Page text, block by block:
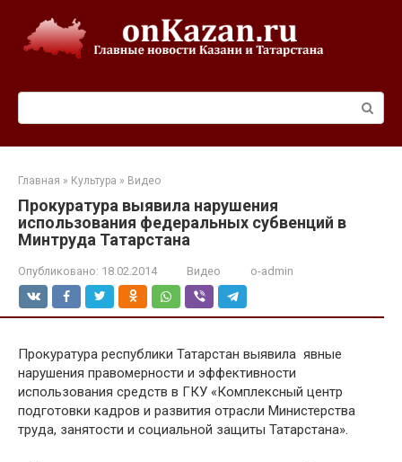
контенту
Главная » Культура » Видео
Прокуратура выявила нарушения
использования федеральных субвенций в
Минтруда Татарстана
Опубликовано: 18.02.2014 Видео o-admin
Прокуратура республики Татарстан выявила явные
нарушения правомерности и эффективности
использования средств в ГКУ «Комплексный центр
подготовки кадров и развития отрасли Министерства
труда, занятости и социальной защиты Татарстана».